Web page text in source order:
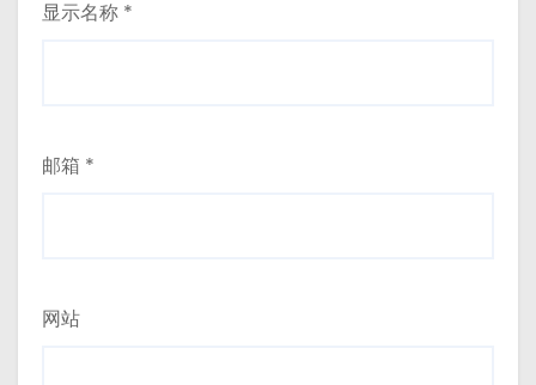
显示名称 *
邮箱 *
网站